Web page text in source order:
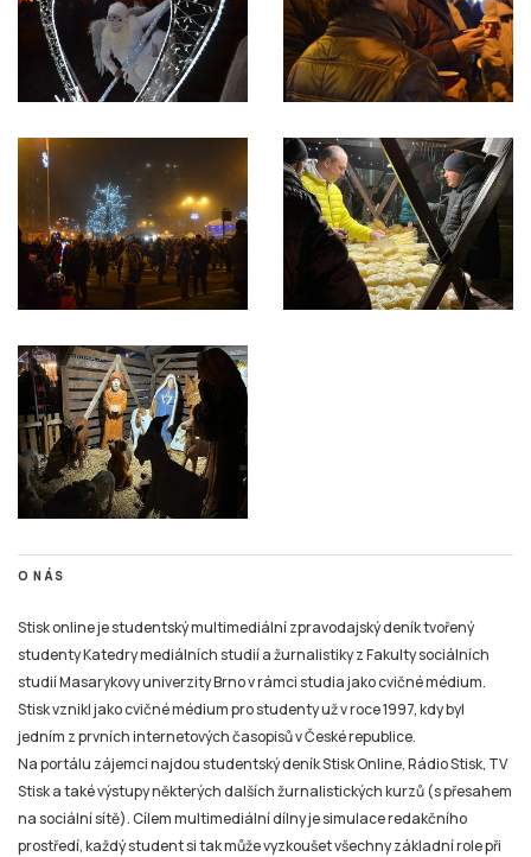
O NÁS
Stisk online je studentský multimediální zpravodajský deník tvořený
studenty Katedry mediálních studií a žurnalistiky z Fakulty sociálních
studií Masarykovy univerzity Brno v rámci studia jako cvičné médium.
Stisk vznikl jako cvičné médium pro studenty už v roce 1997, kdy byl
jedním z prvních internetových časopisů v České republice.
Na portálu zájemci najdou studentský deník Stisk Online, Rádio Stisk, TV
Stisk a také výstupy některých dalších žurnalistických kurzů (s přesahem
na sociální sítě). Cílem multimediální dílny je simulace redakčního
prostředí, každý student si tak může vyzkoušet všechny základní role při